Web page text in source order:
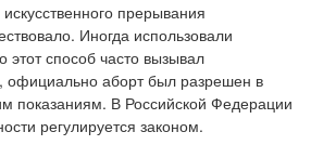
прерывания
Иногда использовали
этот способ часто вызывал
официально аборт был разрешен в
показаниям. В Российской Федерации
регулируется законом.